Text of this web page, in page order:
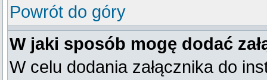
Powrót do góry
W jaki sposób mogę dodać
W celu dodania załącznika do